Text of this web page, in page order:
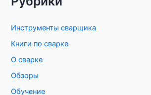
к
:
Инструменты сварщика
Книги по сварке
О сварке
Обзоры
Обучение